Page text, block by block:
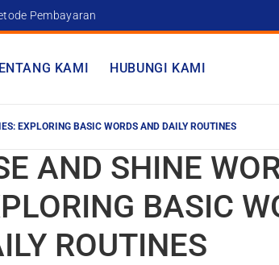
Pembayaran
KAMI HUBUNGI KAMI
EXPLORING BASIC WORDS AND DAILY ROUTINES
AND SHINE
BASIC
ROUTINES